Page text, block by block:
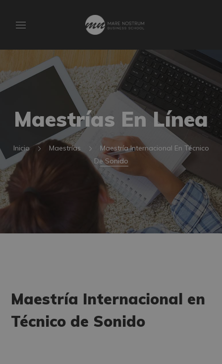
Maestrías En Línea
Inicio Maestrías
Maestría Internacional En Técnico
De Sonido
Maestría Internacional en
Técnico de Sonido